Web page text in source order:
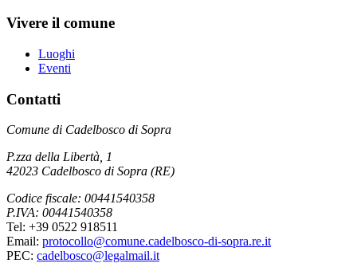
Vivere il comune
Luoghi
Eventi
Contatti
Comune di Cadelbosco di Sopra
P.zza della Libertà, 1
42023 Cadelbosco di Sopra (RE)
Codice fiscale: 00441540358
P.IVA: 00441540358
Tel: +39 0522 918511
Email: protocollo@comune.cadelbosco-di-sopra.re.it
PEC: cadelbosco@legalmail.it